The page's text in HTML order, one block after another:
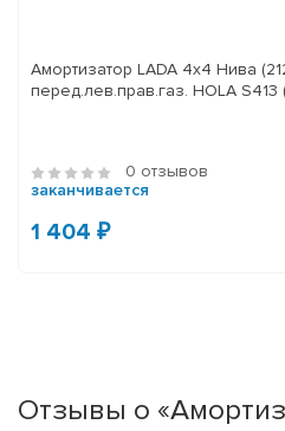
Амортизатор LADA 4x4 Нива
перед.лев.прав.газ. HOLA S413
0 отзывов
заканчивается
1 404 ₽
Отзывы о